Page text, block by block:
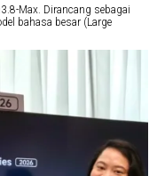
Max. Dirancang sebagai
bahasa besar (Large